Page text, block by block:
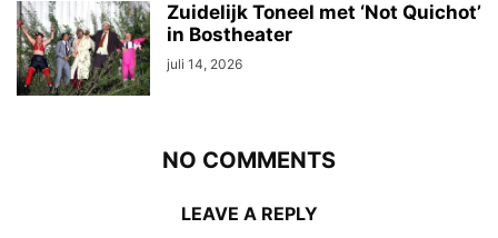
Zuidelijk Toneel met ‘Not Quichot’
in Bostheater
juli 14, 2026
NO COMMENTS
LEAVE A REPLY